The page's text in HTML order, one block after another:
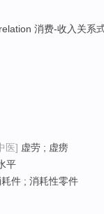
消费-收入关系
医] 虚劳 ; 虚痨
平
件 ; 消耗性零件